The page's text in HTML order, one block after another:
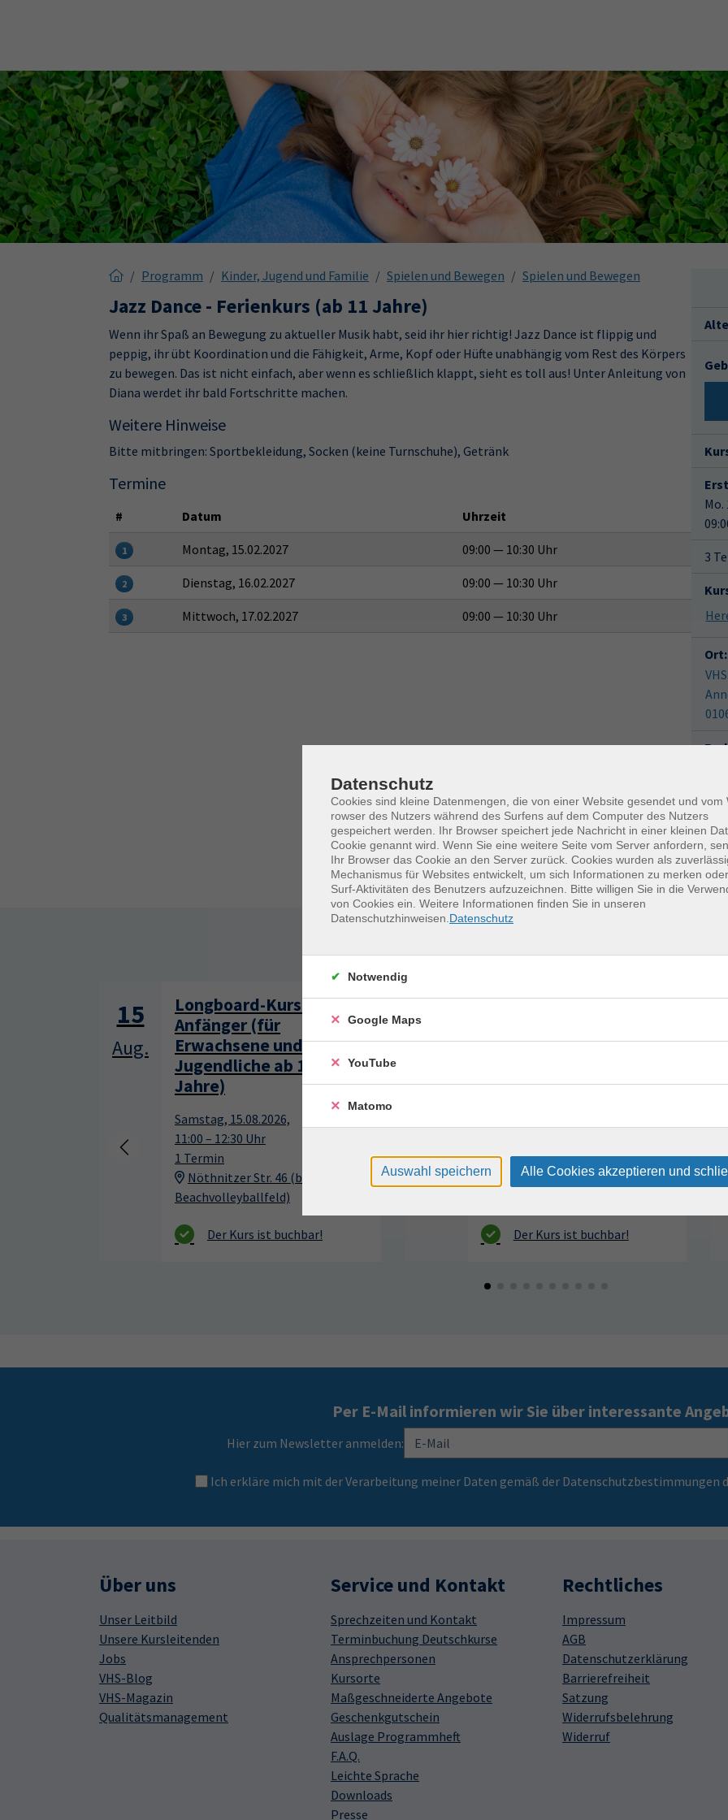
Programm Kinder, Jugend und Familie Spielen und Bewegen Spielen und Bewegen
Jazz Dance - Ferienkurs (ab 11 Jahre)
Wenn ihr Spaß an Bewegung zu aktueller Musik habt, seid ihr hier richtig! Jazz Dance ist flippig und
peppig, ihr übt Koordination und die Fähigkeit, Arme, Kopf oder Hüfte unabhängig vom Rest des Körpers
zu bewegen. Das ist nicht einfach, aber wenn es schließlich klappt, sieht es toll aus! Unter Anleitung von
Diana werdet ihr bald Fortschritte machen.
Weitere Hinweise
Bitte mitbringen: Sportbekleidung, Socken (keine Turnschuhe), Getränk
Termine
# Datum Uhrzeit
1 Montag, 15.02.2027 09:00 — 10:30 Uhr
2 Dienstag, 16.02.2027 09:00 — 10:30 Uhr
3 Mittwoch, 17.02.2027 09:00 — 10:30 Uhr
Mo.
3
Ort:
VHS
Sommerkurse für unvergessliche
15
Aug.
Longboard-Kurs für
Anfänger (für
Erwachsene und
Jugendliche ab 13
Jahre)
Samstag, 15.08.2026,
11:00 – 12:30 Uhr
1 Termin
Nöthnitzer Str. 46 (beim
Beachvolleyballfeld)
Aug.
Keramik kennenlernen
Montag, 17.08.2026,
Per E-Mail informieren wir Sie über interessante
Hier zum Newsletter anmelden:
Ich erkläre mich mit der Verarbeitung meiner Daten gemäß der Datenschutzbestimmungen
Über uns
Unser Leitbild
Unsere Kursleitenden
Jobs
VHS-Blog
VHS-Magazin
Qualitätsmanagement
Service und Kontakt
Sprechzeiten und Kontakt
Terminbuchung Deutschkurse
Ansprechpersonen
Kursorte
Maßgeschneiderte Angebote
Geschenkgutschein
Auslage Programmheft
F.A.Q.
Leichte Sprache
Downloads
Presse
Rechtliches
Impressum
AGB
Datenschutzerklärung
Barrierefreiheit
Satzung
Widerrufsbelehrung
Widerruf
Datenschutz
Cookies sind kleine Datenmengen, die von einer Website gesendet und vom
rowser des Nutzers während des Surfens auf dem Computer des Nutzers
gespeichert werden. Ihr Browser speichert jede Nachricht in einer kleinen
Cookie genannt wird. Wenn Sie eine weitere Seite vom Server anfordern,
Ihr Browser das Cookie an den Server zurück. Cookies wurden als
Mechanismus für Websites entwickelt, um sich Informationen zu merken
Surf-Aktivitäten des Benutzers aufzuzeichnen. Bitte willigen Sie in die
von Cookies ein. Weitere Informationen finden Sie in unseren
Datenschutzhinweisen. Datenschutz
Notwendig
Google Maps
YouTube
Matomo
Auswahl speichern Alle Cookies akzeptieren und